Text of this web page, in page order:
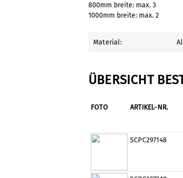
800mm breite: max. 3
1000mm breite: max. 2
Material:
ÜBERSICHT
FOTO ARTIKEL-NR.
SCPC297148